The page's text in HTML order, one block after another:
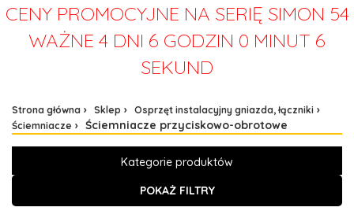
CENY PROMOCYJNE NA SERIĘ SIMON 54
WAŻNE 4 DNI 6 GODZIN 0 MINUT 6
SEKUND
Strona główna Sklep
Osprzęt instalacyjny gniazda, łączniki
Ściemniacze
Ściemniacze przyciskowo-obrotowe
Kategorie produktów
POKAŻ FILTRY